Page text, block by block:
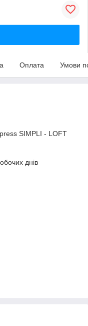
Оплата Умови
SIMPLI - LOFT
днів